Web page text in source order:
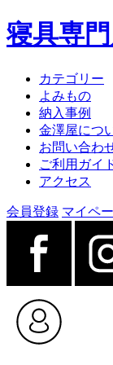
寝具専
カテゴリー
よみもの
納入事例
金澤屋につ
お問い合わ
ご利用ガイ
アクセス
会員登録 マイペ